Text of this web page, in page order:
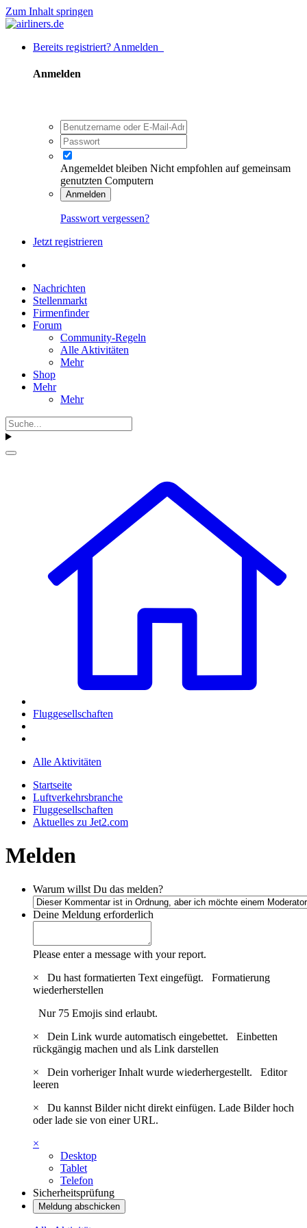
Zum Inhalt springen
Bereits registriert? Anmelden
Anmelden
Angemeldet bleiben Nicht empfohlen auf gemeinsam
genutzten Computern
Anmelden
Passwort vergessen?
Jetzt registrieren
Nachrichten
Stellenmarkt
Firmenfinder
Forum
Community-Regeln
Alle Aktivitäten
Mehr
Shop
Mehr
Mehr
Fluggesellschaften
Alle Aktivitäten
Startseite
Luftverkehrsbranche
Fluggesellschaften
Aktuelles zu Jet2.com
Melden
Warum willst Du das melden?
Deine Meldung erforderlich
Please enter a message with your report.
×
Du hast formatierten Text eingefügt. Formatierung
wiederherstellen
Nur 75 Emojis sind erlaubt.
×
Dein Link wurde automatisch eingebettet. Einbetten
rückgängig machen und als Link darstellen
×
Dein vorheriger Inhalt wurde wiederhergestellt. Editor
leeren
×
Du kannst Bilder nicht direkt einfügen. Lade Bilder hoch
oder lade sie von einer URL.
×
Desktop
Tablet
Telefon
Sicherheitsprüfung
Meldung abschicken